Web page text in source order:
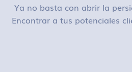
Ya no basta con abrir la
Encontrar a tus potenciales